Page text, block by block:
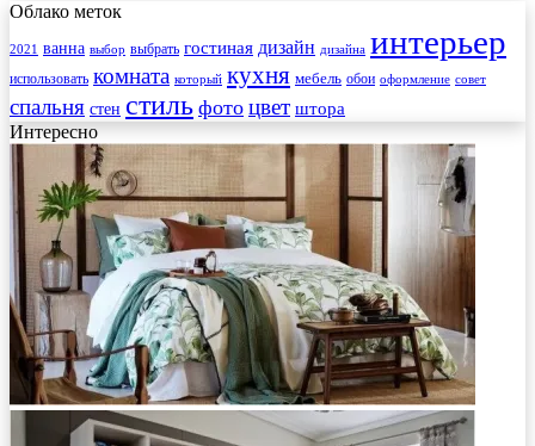
Облако меток
2021 ванна выбор выбрать гостиная дизайн дизайна интерьер
использовать комната который кухня мебель обои оформление совет
спальня стен стиль фото цвет штора
Интересно